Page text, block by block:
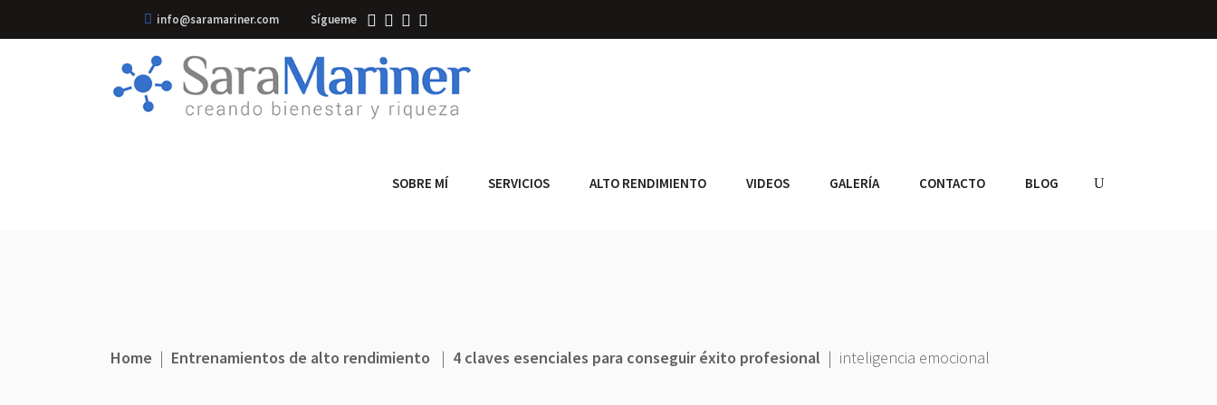
info@saramariner.com Sígueme
SOBRE MÍ SERVICIOS ALTO RENDIMIENTO VIDEOS GALERÍA CONTACTO BLOG
Home | Entrenamientos de alto rendimiento | 4 claves esenciales para conseguir éxito profesional | inteligencia emocional